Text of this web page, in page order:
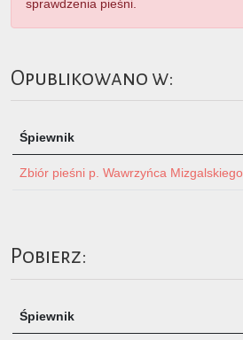
sprawdzenia pieśni.
Opublikowano w:
Śpiewnik
Zbiór pieśni p. Wawrzyńca Mizgalskiego
Pobierz:
Śpiewnik